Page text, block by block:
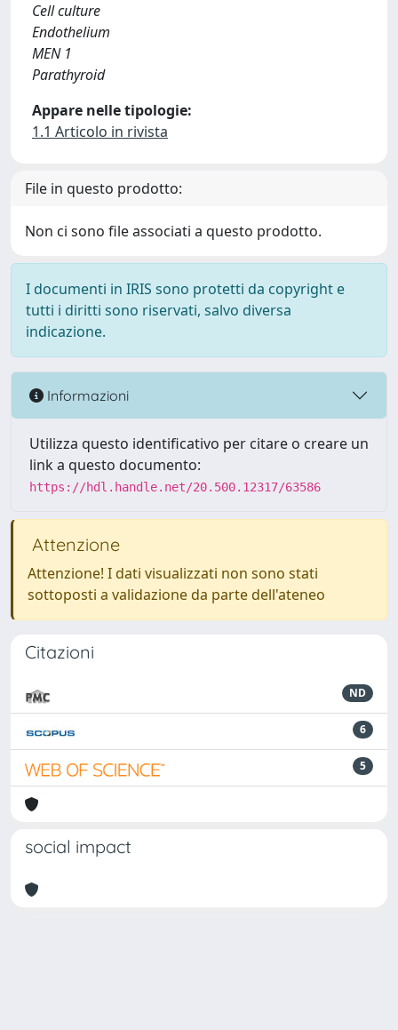
Cell culture
Endothelium
MEN 1
Parathyroid
Appare nelle tipologie:
1.1 Articolo in rivista
File in questo prodotto:
Non ci sono file associati a questo prodotto.
I documenti in IRIS sono protetti da copyright e
tutti i diritti sono riservati, salvo diversa
indicazione.
Informazioni
Utilizza questo identificativo per citare o creare un
link a questo documento:
https://hdl.handle.net/20.500.12317/63586
Attenzione
Attenzione! I dati visualizzati non sono stati
sottoposti a validazione da parte dell'ateneo
Citazioni
ND
6
5
social impact